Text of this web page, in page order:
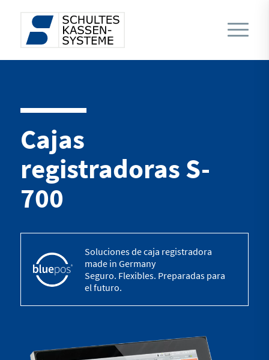
Cajas
registradoras S-
700
Soluciones de caja registradora
made in Germany
Seguro. Flexibles. Preparadas para
el futuro.